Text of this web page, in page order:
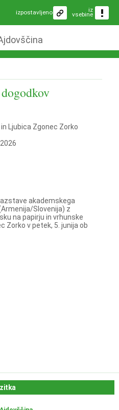
iz
vsebine
izpostavljeno
Ljubica Zgonec Zorko
akademskega
Slovenija) z
na papirju in vrhunske
Zorko v petek, 5. junija ob